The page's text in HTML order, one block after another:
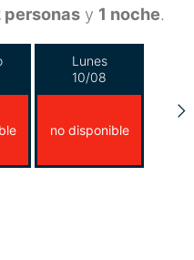
personasy 1 noche.
Lunes
10/08
no disponible